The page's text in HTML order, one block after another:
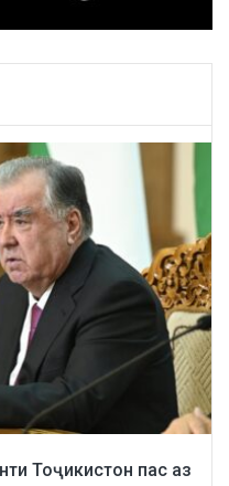
Тоҷикистон пас аз